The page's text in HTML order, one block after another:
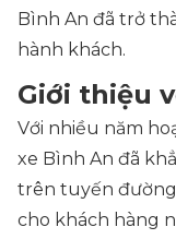
Bình An đã trở
hành khách.
Giới thiệu
Với nhiều năm
xe Bình An đã
trên tuyến đường
cho khách hàng